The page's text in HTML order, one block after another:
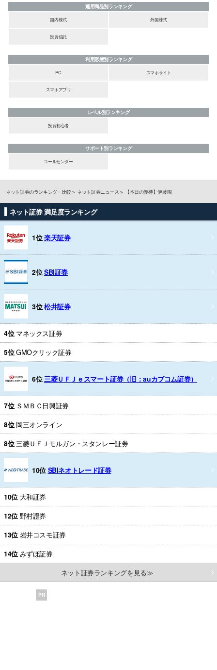
運用商品別ランキング
国内株式
外国株式
投資信託
利用形態別ランキング
PC
スマホサイト
スマホアプリ
レベル別ランキング
投資初心者
サポート別ランキング
コールセンター
ネット証券のランキング・比較 ネット証券ニュース 【本日の優待】伊藤園
ネット証券 満足度ランキング
1位楽天証券
2位SBI証券
3位松井証券
4位 マネックス証券
5位GMOクリック証券
6位 三菱ＵＦＪｅスマート証券（旧：auカブコム証券）
7位 ＳＭＢＣ日興証券
8位 岡三オンライン
8位 三菱ＵＦＪモルガン・スタンレー証券
10位 SBIネオトレード証券
10位 大和証券
12位 野村證券
13位 岩井コスモ証券
14位 みずほ証券
ネット証券ランキングを見る≫
PR